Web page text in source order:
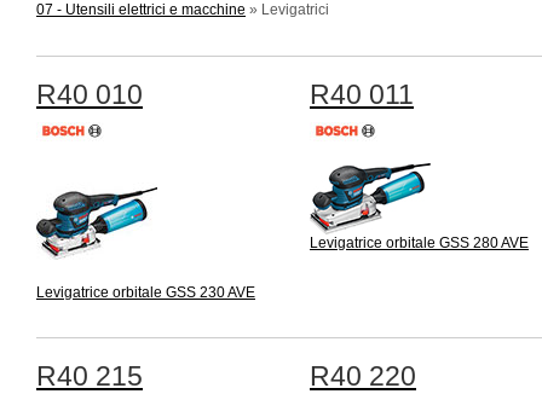
07 - Utensili elettrici e macchine » Levigatrici
R40 010
Levigatrice orbitale GSS 230 AVE
R40 011
Levigatrice orbitale GSS 280 AVE
R40 215 R40 220